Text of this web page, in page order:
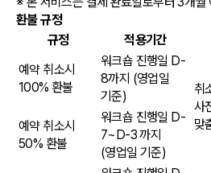
환불 규정
규정
적용기간
예약 취소시
100% 환불
워크숍 진행일 D-
8까지 (영업일
기준)
취
사
맞
예약 취소시
50% 환불
워크숍 진행일 D-
7~D-3 까지
(영업일 기준)